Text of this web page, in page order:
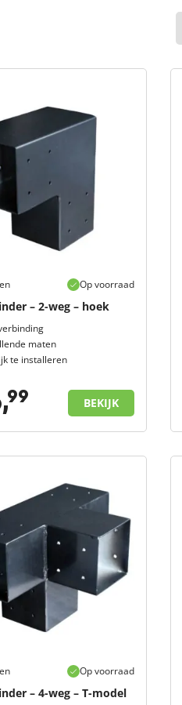
Op voorraad
– 2-weg – hoek
maten
te installeren
99 BEKIJK
Op voorraad
– 4-weg – T-model